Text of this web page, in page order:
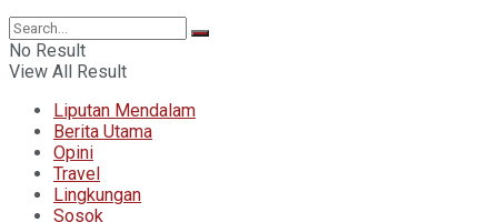
No Result
View All Result
Liputan Mendalam
Berita Utama
Opini
Travel
Lingkungan
Sosok